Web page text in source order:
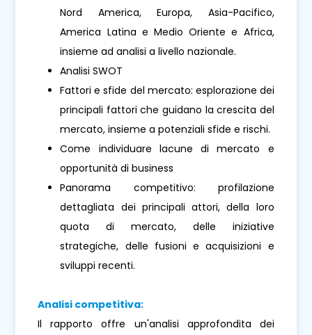
Nord America, Europa, Asia-Pacifico,
America Latina e Medio Oriente e Africa,
insieme ad analisi a livello nazionale.
Analisi SWOT
Fattori e sfide del mercato: esplorazione dei
principali fattori che guidano la crescita del
mercato, insieme a potenziali sfide e rischi.
Come individuare lacune di mercato e
opportunità di business
Panorama competitivo: profilazione
dettagliata dei principali attori, della loro
quota di mercato, delle iniziative
strategiche, delle fusioni e acquisizioni e
sviluppi recenti.
Analisi competitiva:
Il rapporto offre un'analisi approfondita dei